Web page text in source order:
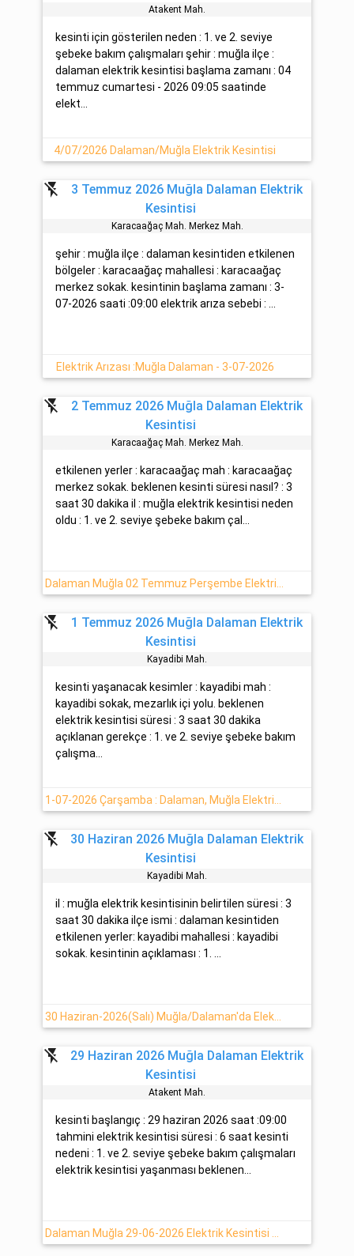
Atakent Mah.
kesinti için gösterilen neden : 1. ve 2. seviye
şebeke bakım çalışmaları şehir : muğla ilçe :
dalaman elektrik kesintisi başlama zamanı : 04
temmuz cumartesi - 2026 09:05 saatinde
elekt...
4/07/2026 Dalaman/Muğla Elektrik Kesintisi
flash_off
3 Temmuz 2026 Muğla Dalaman Elektrik
Kesintisi
Karacaağaç Mah. Merkez Mah.
şehir : muğla ilçe : dalaman kesintiden etkilenen
bölgeler : karacaağaç mahallesi : karacaağaç
merkez sokak. kesintinin başlama zamanı : 3-
07-2026 saati :09:00 elektrik arıza sebebi : ...
Elektrik Arızası :Muğla Dalaman - 3-07-2026
flash_off
2 Temmuz 2026 Muğla Dalaman Elektrik
Kesintisi
Karacaağaç Mah. Merkez Mah.
etkilenen yerler : karacaağaç mah : karacaağaç
merkez sokak. beklenen kesinti süresi nasıl? : 3
saat 30 dakika il : muğla elektrik kesintisi neden
oldu : 1. ve 2. seviye şebeke bakım çal...
flash_off
1 Temmuz 2026 Muğla Dalaman Elektrik
Kesintisi
Kayadi̇bi̇ Mah.
kesinti yaşanacak kesimler : kayadibi mah :
kayadibi sokak, mezarlık içi yolu. beklenen
elektrik kesintisi süresi : 3 saat 30 dakika
açıklanan gerekçe : 1. ve 2. seviye şebeke bakım
çalışma...
flash_off
30 Haziran 2026 Muğla Dalaman Elektrik
Kesintisi
Kayadi̇bi̇ Mah.
il : muğla elektrik kesintisinin belirtilen süresi : 3
saat 30 dakika ilçe ismi : dalaman kesintiden
etkilenen yerler: kayadibi mahallesi : kayadibi
sokak. kesintinin açıklaması : 1. ...
30 Haziran-2026(Salı) Muğla/Dalaman'da Elektrik Kesinti Detayı [ADM Elektrik]
flash_off
29 Haziran 2026 Muğla Dalaman Elektrik
Kesintisi
Atakent Mah.
kesinti başlangıç : 29 haziran 2026 saat :09:00
tahmini elektrik kesintisi süresi : 6 saat kesinti
nedeni : 1. ve 2. seviye şebeke bakım çalışmaları
elektrik kesintisi yaşanması beklenen...